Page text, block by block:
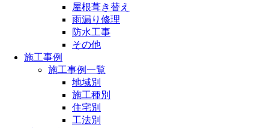
屋根葺き替え
雨漏り修理
防水工事
その他
施工事例
施工事例一覧
地域別
施工種別
住宅別
工法別